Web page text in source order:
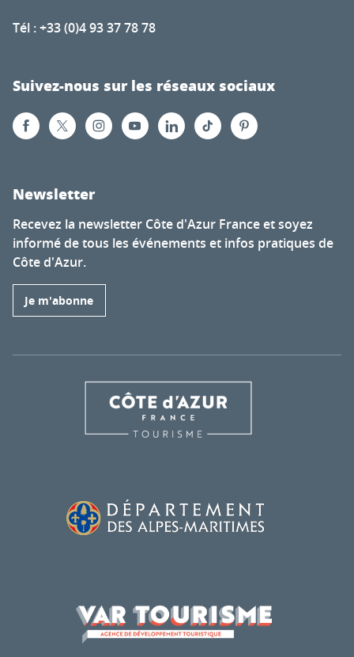
Tél : +33 (0)4 93 37 78 78
Suivez-nous sur les réseaux sociaux
Newsletter
Recevez la newsletter Côte d'Azur France et soyez
informé de tous les événements et infos pratiques de
Côte d'Azur.
Je m'abonne